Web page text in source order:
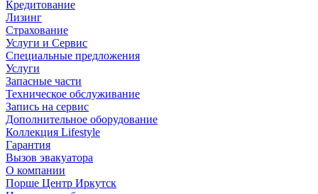
Кредитование
Лизинг
Страхование
Услуги и Сервис
Специальные предложения
Услуги
Запасные части
Техническое обслуживание
Запись на сервис
Дополнительное оборудование
Коллекция Lifestyle
Гарантия
Вызов эвакуатора
О компании
Порше Центр Иркутск